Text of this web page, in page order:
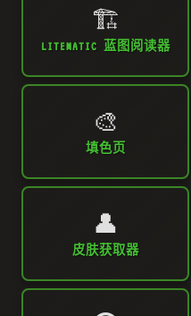
🏗️
LITEMATIC 蓝图阅读器
🎨
填色页
👤
皮肤获取器